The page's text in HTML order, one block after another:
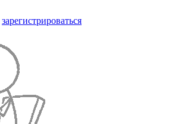
зарегистрироваться